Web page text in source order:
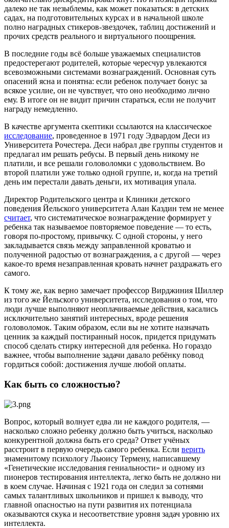
далеко не так незыблемы, как может показаться: в детских
садах, на подготовительных курсах и в начальной школе
полно наградных стикеров-звездочек, таблиц достижений и
прочих средств реального и виртуального поощрения.
В последние годы всё больше уважаемых специалистов
предостерегают родителей, которые чересчур увлекаются
всевозможными системами вознаграждений. Основная суть
опасений ясна и понятна: если ребенок получает бонус за
всякое усилие, он не чувствует, что оно необходимо лично
ему. В итоге он не видит причин стараться, если не получит
награду немедленно.
В качестве аргумента скептики ссылаются на классическое
исследование, проведенное в 1971 году Эдвардом Деси из
Университета Рочестера. Деси набрал две группы студентов и
предлагал им решать ребусы. В первый день никому не
платили, и все решали головоломки с удовольствием. Во
второй платили уже только одной группе, и, когда на третий
день им перестали давать деньги, их мотивация упала.
Директор Родительского центра и Клиники детского
поведения Йельского университета Алан Каздин тем не менее
считает, что систематическое вознаграждение формирует у
ребенка так называемое повторяемое поведение — то есть,
говоря по-простому, привычку. С одной стороны, у него
закладывается связь между заправленной кроватью и
полученной радостью от вознаграждения, а с другой — через
какое-то время незаправленная кровать начнет раздражать его
самого.
К тому же, как верно замечает профессор Вирджиния Шиллер
из того же Йельского университета, исследования о том, что
люди лучше выполняют неоплачиваемые действия, касались
исключительно занятий интересных, вроде решения
головоломок. Таким образом, если вы не хотите назначать
ценник за каждый постиранный носок, придется придумать
способ сделать стирку интересной для ребенка. Но гораздо
важнее, чтобы выполнение задачи давало ребёнку повод
гордиться собой: достижения лучше любой оплаты.
Как быть со сложностью?
Вопрос, который волнует едва ли не каждого родителя, —
насколько сложно ребенку должно быть учиться, насколько
конкурентной должна быть его среда? Ответ учёных
расстроит в первую очередь самого ребенка. Если верить
знаменитому психологу Льюису Термену, написавшему
«Генетические исследования гениальности» и одному из
пионеров тестирования интеллекта, легко быть не должно ни
в коем случае. Начиная с 1921 года он следил за сотнями
самых талантливых школьников и пришел к выводу, что
главной опасностью на пути развития их потенциала
оказываются скука и несоответствие уровня задач уровню их
интеллекта.